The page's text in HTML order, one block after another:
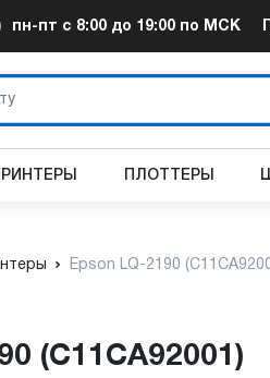
пн-пт с 8:00 до 19:00 по МСК
ПЛОТТЕРЫ
Epson LQ-2190
(C11CA92001)